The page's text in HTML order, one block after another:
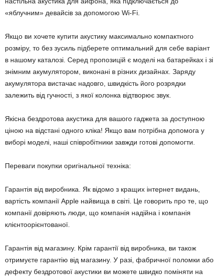
«яблучним» девайсів за допомогою Wi-Fi.
Якщо ви хочете купити акустику максимально компактного
розміру, то без зусиль підберете оптимальний для себе варіант
в нашому каталозі. Серед пропозицій є моделі на батарейках і зі
знімним акумулятором, виконані в різних дизайнах. Заряду
акумулятора вистачає надовго, швидкість його розрядки
залежить від гучності, з якої колонка відтворює звук.
Якісна бездротова акустика для вашого гаджета за доступною
ціною на відстані одного кліка! Якщо вам потрібна допомога у
виборі моделі, наші співробітники завжди готові допомогти.
Переваги покупки оригінальної техніка:
Гарантія від виробника. Як відомо з кращих інтернет видань,
вартість компанії Apple найвища в світі. Це говорить про те, що
компанії довіряють люди, що компанія надійна і компанія
клієнтоорієнтованої.
Гарантія від магазину. Крім гарантії від виробника, ви також
отримуєте гарантію від магазину. У разі, фабричної поломки або
дефекту бездротової акустики ви можете швидко поміняти на